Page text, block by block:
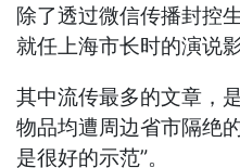
除了透过微信传播封控
就任上海市长时的演说
其中流传最多的文章，
物品均遭周边省市隔绝
是很好的示范”。